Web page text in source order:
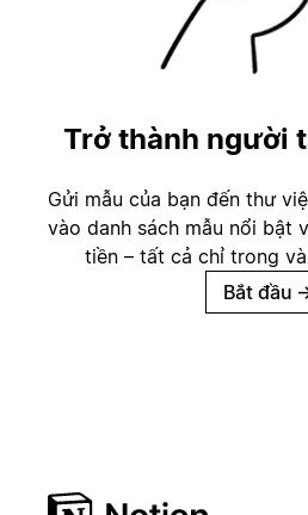
Trở thành người
Gửi mẫu của bạn đến thư
vào danh sách mẫu nổi bật
tiền – tất cả chỉ trong
Bắt đầu